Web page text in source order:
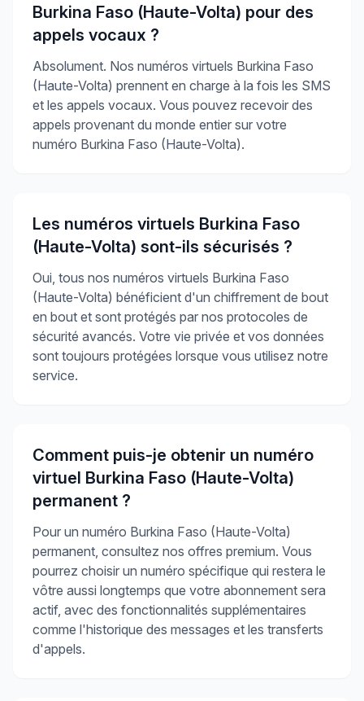
Burkina Faso (Haute-Volta) pour des
appels vocaux ?
Absolument. Nos numéros virtuels Burkina Faso
(Haute-Volta) prennent en charge à la fois les SMS
et les appels vocaux. Vous pouvez recevoir des
appels provenant du monde entier sur votre
numéro Burkina Faso (Haute-Volta).
Les numéros virtuels Burkina Faso
(Haute-Volta) sont-ils sécurisés ?
Oui, tous nos numéros virtuels Burkina Faso
(Haute-Volta) bénéficient d'un chiffrement de bout
en bout et sont protégés par nos protocoles de
sécurité avancés. Votre vie privée et vos données
sont toujours protégées lorsque vous utilisez notre
service.
Comment puis-je obtenir un numéro
virtuel Burkina Faso (Haute-Volta)
permanent ?
Pour un numéro Burkina Faso (Haute-Volta)
permanent, consultez nos offres premium. Vous
pourrez choisir un numéro spécifique qui restera le
vôtre aussi longtemps que votre abonnement sera
actif, avec des fonctionnalités supplémentaires
comme l'historique des messages et les transferts
d'appels.